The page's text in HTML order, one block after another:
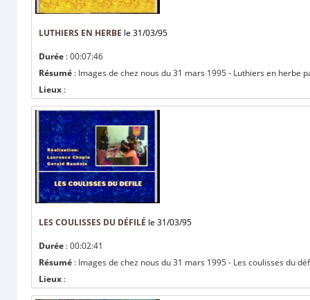
LUTHIERS EN HERBE le 31/03/95
Durée : 00:07:46
Résumé : Images de chez nous du 31 mars 1995 - Luthiers en herbe
Lieux :
LES COULISSES DU DÉFILÉ le 31/03/95
Durée : 00:02:41
Résumé : Images de chez nous du 31 mars 1995 - Les coulisses du
Lieux :